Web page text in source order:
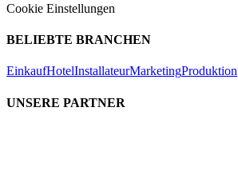
Cookie Einstellungen
BELIEBTE BRANCHEN
EinkaufHotelInstallateurMarketingProduktion
UNSERE PARTNER